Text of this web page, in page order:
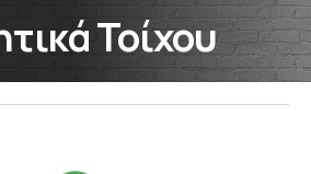
Τοίχου